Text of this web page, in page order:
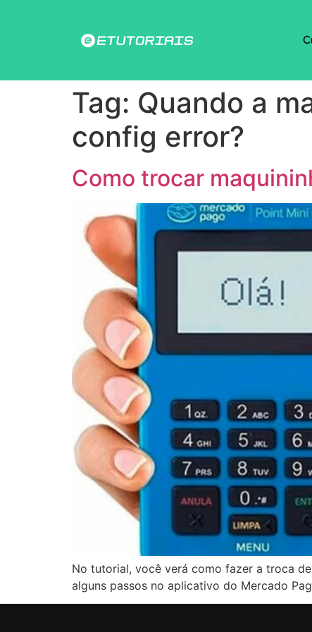
Tag: Quando a
config error?
Como trocar
No tutorial, você verá como fazer a troca
alguns passos no aplicativo do Mercado